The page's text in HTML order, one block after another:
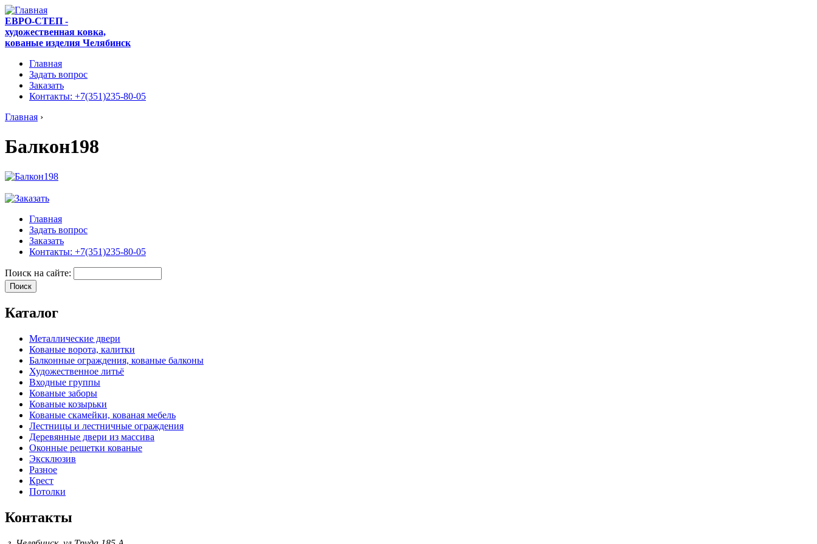
ЕВРО-СТЕП -
художественная ковка,
кованые изделия Челябинск
Главная
Задать вопрос
Заказать
Контакты: +7(351)235-80-05
Главная ›
Балкон198
Главная
Задать вопрос
Заказать
Контакты: +7(351)235-80-05
Поиск на сайте:
Каталог
Металлические двери
Кованые ворота, калитки
Балконные ограждения, кованые балконы
Художественное литьё
Входные группы
Кованые заборы
Кованые козырьки
Кованые скамейки, кованая мебель
Лестницы и лестничные ограждения
Деревянные двери из массива
Оконные решетки кованые
Эксклюзив
Разное
Крест
Потолки
Контакты